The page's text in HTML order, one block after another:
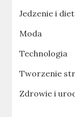
Jedzenie i
Moda
Technologia
Tworzenie
Zdrowie i